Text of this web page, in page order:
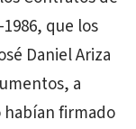
que los
Daniel Ariza
a
habían firmado